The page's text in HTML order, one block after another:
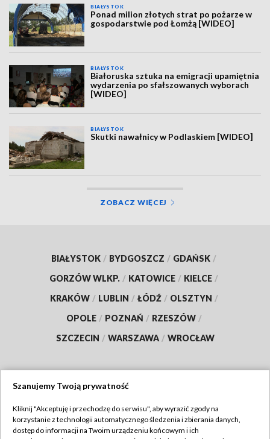
BIAŁYSTOK
Ponad milion złotych strat po pożarze w
gospodarstwie pod Łomżą [WIDEO]
BIAŁYSTOK
Białoruska sztuka na emigracji upamiętnia
wydarzenia po sfałszowanych wyborach
[WIDEO]
BIAŁYSTOK
Skutki nawałnicy w Podlaskiem [WIDEO]
ZOBACZ WIĘCEJ
BIAŁYSTOK / BYDGOSZCZ / GDAŃSK /
GORZÓW WLKP. / KATOWICE / KIELCE /
KRAKÓW / LUBLIN / ŁÓDŹ / OLSZTYN /
OPOLE / POZNAŃ / RZESZÓW /
SZCZECIN / WARSZAWA / WROCŁAW
TVP
Szanujemy Twoją prywatność
Kliknij "Akceptuję i przechodzę do serwisu", aby wyrazić zgody na
korzystanie z technologii automatycznego śledzenia i zbierania danych,
dostęp do informacji na Twoim urządzeniu końcowym i ich